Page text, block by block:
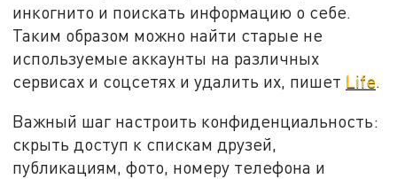
инкогнито и поискать информацию о себе.
Таким образом можно найти старые не
используемые аккаунты на различных
сервисах и соцсетях и удалить их, пишет Life.
Важный шаг настроить конфиденциальность:
скрыть доступ к спискам друзей,
публикациям, фото, номеру телефона и